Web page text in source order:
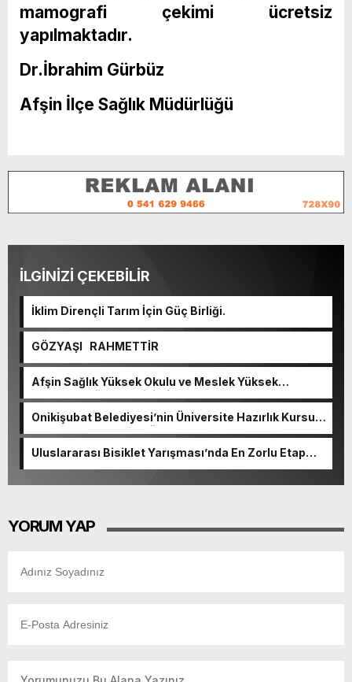
mamografi çekimi ücretsiz
yapılmaktadır.
Dr.İbrahim Gürbüz
Afşin İlçe Sağlık Müdürlüğü
İLGİNİZİ ÇEKEBİLİR
İklim Dirençli Tarım İçin Güç Birliği.
GÖZYAŞI RAHMETTİR
Afşin Sağlık Yüksek Okulu ve Meslek Yüksek
Okulunda görev değişimi!
Onikişubat Belediyesi’nin Üniversite Hazırlık Kursu
başvurularında son gün 7 Ağustos.
Uluslararası Bisiklet Yarışması’nda En Zorlu Etap
YORUM YAP